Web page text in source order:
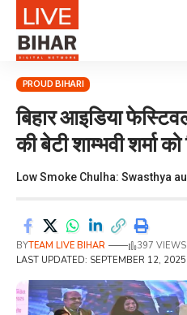
PROUD BIHARI
बिहार आइडिया
की बेटी शाम्भवी शर्मा
Low Smoke Chulha: Swasthya
LAST UPDATED: SEPTEMBER 12,
BYTEAM LIVE BIHAR 397 VIEWS